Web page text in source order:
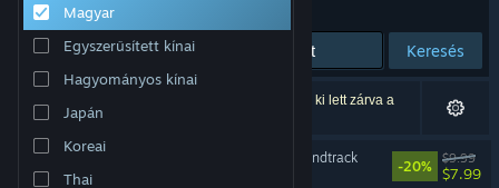
Támogatás
Nyelvváltás
A Steam mobilalkalmazás beszerzése
Magyar
Egyszerűsített kínai
Hagyományos kínai
Japán
Koreai
Thai
Rendezés Relevancia
Keresés
1 eredmény felel meg a keresésednek. 6 termék ki lett zárva a
beállításaid alapján.
Lumines Arise Original Soundtrack
-20%
$9.99
$7.99